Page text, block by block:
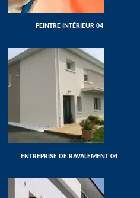
PEINTRE INTÉRIEUR 04
ENTREPRISE DE RAVALEMENT 04